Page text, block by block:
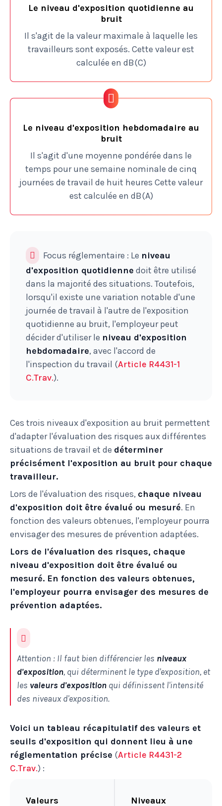
Le niveau d'exposition quotidienne au
bruit
Il s'agit de la valeur maximale à laquelle les
travailleurs sont exposés. Cette valeur est
calculée en dB(C)
Le niveau d'exposition hebdomadaire au
bruit
Il s'agit d'une moyenne pondérée dans le
temps pour une semaine nominale de cinq
journées de travail de huit heures Cette valeur
est calculée en dB(A)
Focus réglementaire : Le niveau
d'exposition quotidienne doit être utilisé
dans la majorité des situations. Toutefois,
lorsqu'il existe une variation notable d'une
journée de travail à l'autre de l'exposition
quotidienne au bruit, l'employeur peut
décider d'utiliser le niveau d'exposition
hebdomadaire, avec l'accord de
l'inspection du travail (Article R4431-1
C.Trav.).
Ces trois niveaux d'exposition au bruit permettent
d'adapter l'évaluation des risques aux différentes
situations de travail et de déterminer
précisément l'exposition au bruit pour chaque
travailleur.
Lors de l'évaluation des risques, chaque niveau
d'exposition doit être évalué ou mesuré. En
fonction des valeurs obtenues, l'employeur pourra
envisager des mesures de prévention adaptées.
Lors de l'évaluation des risques, chaque
niveau d'exposition doit être évalué ou
mesuré. En fonction des valeurs obtenues,
l'employeur pourra envisager des mesures de
prévention adaptées.
Attention : Il faut bien différencier les niveaux
d'exposition, qui déterminent le type d'exposition, et
les valeurs d'exposition qui définissent l'intensité
des niveaux d'exposition.
Voici un tableau récapitulatif des valeurs et
seuils d'exposition qui donnent lieu à une
réglementation précise (Article R4431-2
C.Trav.) :
Valeurs Niveaux